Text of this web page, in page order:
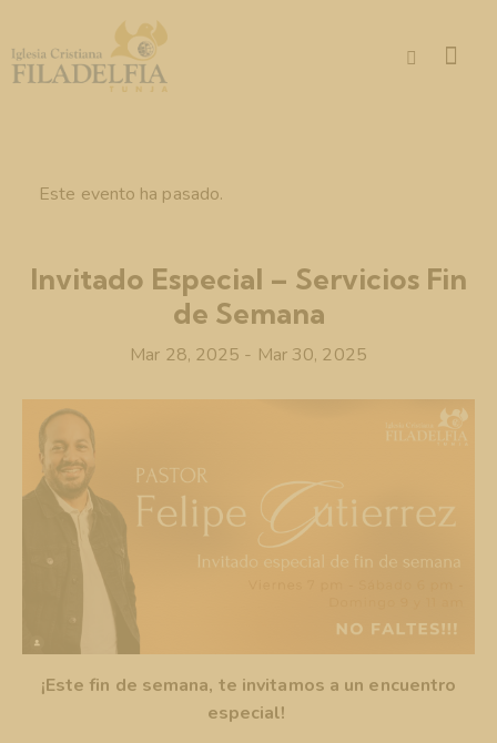
Este evento ha pasado.
Invitado Especial – Servicios Fin
de Semana
Mar 28, 2025 - Mar 30, 2025
¡Este fin de semana, te invitamos a un encuentro
especial!